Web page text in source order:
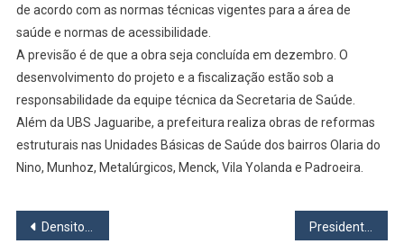
de acordo com as normas técnicas vigentes para a área de
saúde e normas de acessibilidade.
A previsão é de que a obra seja concluída em dezembro. O
desenvolvimento do projeto e a fiscalização estão sob a
responsabilidade da equipe técnica da Secretaria de Saúde.
Além da UBS Jaguaribe, a prefeitura realiza obras de reformas
estruturais nas Unidades Básicas de Saúde dos bairros Olaria do
Nino, Munhoz, Metalúrgicos, Menck, Vila Yolanda e Padroeira.
Navegação
Densitometria óssea já funciona em Barueri